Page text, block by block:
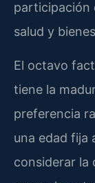
participación
salud y
El octavo
tiene la
preferencia
una edad fija
considerar la